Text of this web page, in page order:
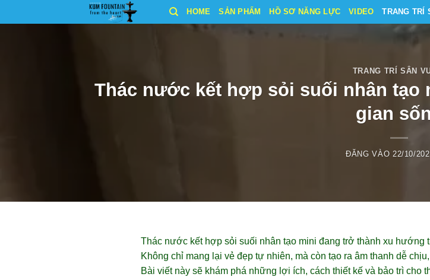
qua
HOME SẢN PHẨM HỒ SƠ NĂNG LỰC VIDEO TRANG TRÍ
TRANG TRÍ SÂN
Thác nước kết hợp sỏi suối nhân tạo
gian
ĐĂNG VÀO 22/10/
Thác nước kết hợp sỏi suối nhân tạo mini đang trở thành xu hướng
Không chỉ mang lại vẻ đẹp tự nhiên, mà còn tạo ra âm thanh dễ
Bài viết này sẽ khám phá những lợi ích, cách thiết kế và bảo trì